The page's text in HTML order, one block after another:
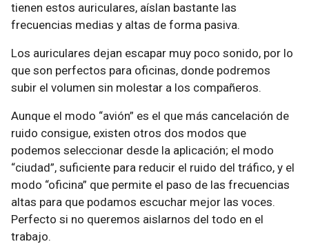
tienen estos auriculares, aíslan bastante las
frecuencias medias y altas de forma pasiva.
Los auriculares dejan escapar muy poco sonido, por lo
que son perfectos para oficinas, donde podremos
subir el volumen sin molestar a los compañeros.
Aunque el modo “avión” es el que más cancelación de
ruido consigue, existen otros dos modos que
podemos seleccionar desde la aplicación; el modo
“ciudad”, suficiente para reducir el ruido del tráfico, y el
modo “oficina” que permite el paso de las frecuencias
altas para que podamos escuchar mejor las voces.
Perfecto si no queremos aislarnos del todo en el
trabajo.